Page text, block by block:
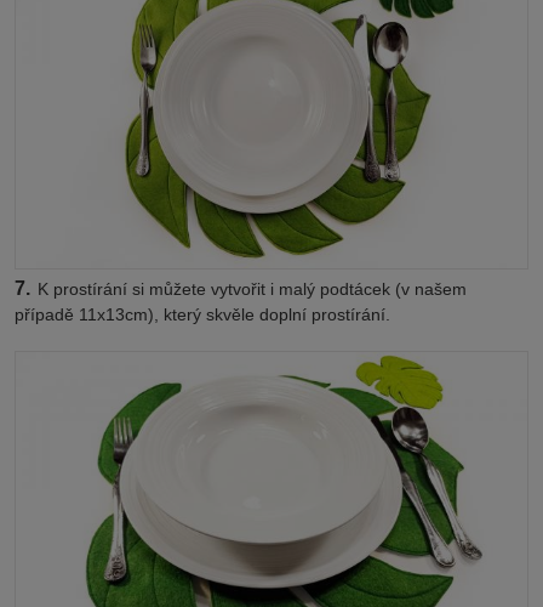
7. K prostírání si můžete vytvořit i malý podtácek (v našem
případě 11x13cm), který skvěle doplní prostírání.